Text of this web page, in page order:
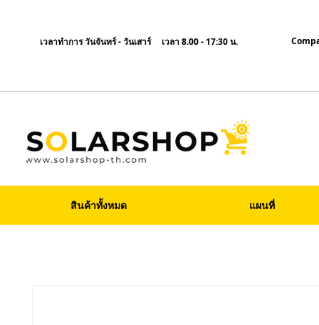
เวลาทำการ วันจันทร์ - วันเสาร์ เวลา 8.00 - 17:30 น.
สินค้าทั้งหมด แผนที่